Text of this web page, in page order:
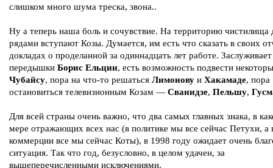
слишком много шума треска, звона..
Ну а теперь наша боль и сочувствие. На территорию
рядами вступают Козы. Думается, им есть что сказать в своих
докладах о проделанной за одиннадцать лет работе.
передышки Борис Ельцин, есть возможность подвести
Чубайсу, пора на что-то решаться Лимонову и Хакамаде, пора
остановиться телевизионным Козам — Сванидзе, Пельшу,
Для всей страны очень важно, что два самых главных знака, в
мере отражающих всех нас (в политике мы все сейчас Петухи, а
коммерции все мы сейчас Коты), в 1998 году ожидает очень
ситуация. Так что год, безусловно, в целом удачен, за
вышеперечисленными исключениями.